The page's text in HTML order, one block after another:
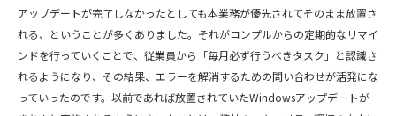
アップデートが完了しなかったとしても本業務が優先されてそのまま放置さ
れる、ということが多くありました。それがコンプルからの定期的なリマイ
ンドを行っていくことで、従業員から「毎月必ず行うべきタスク」と認識さ
れるようになり、その結果、エラーを解消するための問い合わせが活発にな
っていったのです。以前であれば放置されていたWindowsアップデートが